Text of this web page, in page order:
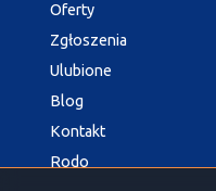
Oferty
Zgłoszenia
Ulubione
Blog
Kontakt
Rodo